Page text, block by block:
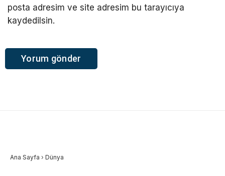
posta adresim ve site adresim bu tarayıcıya
kaydedilsin.
Ana Sayfa › Dünya